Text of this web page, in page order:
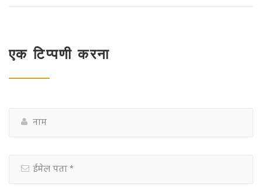
एक टिप्पणी करना